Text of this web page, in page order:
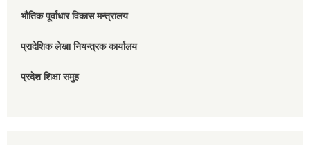
भौतिक पूर्वाधार विकास मन्त्रालय
प्रादेशिक लेखा नियन्त्रक कार्यालय
प्रदेश शिक्षा समुह